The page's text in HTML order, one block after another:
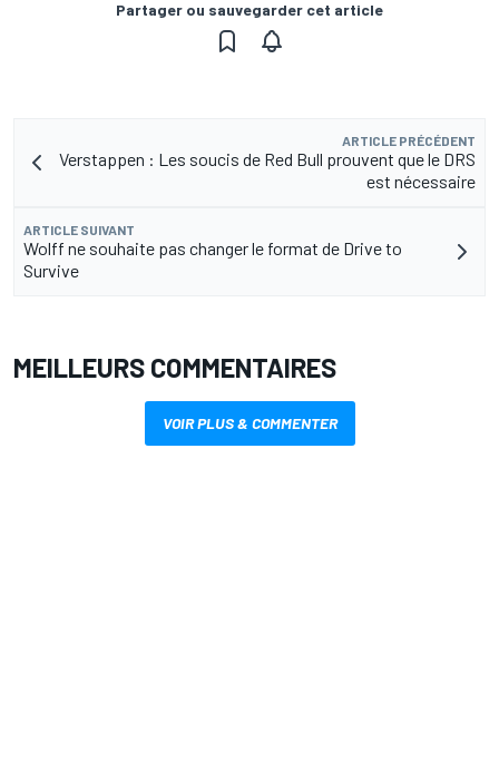
Partager ou sauvegarder cet article
ARTICLE PRÉCÉDENT
Verstappen : Les soucis de Red Bull prouvent que le DRS
est nécessaire
ARTICLE SUIVANT
Wolff ne souhaite pas changer le format de Drive to
Survive
MEILLEURS COMMENTAIRES
VOIR PLUS & COMMENTER